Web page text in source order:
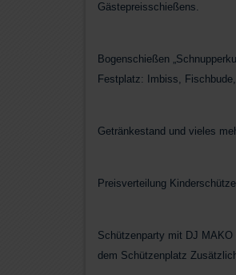
Gästepreisschießens.
15.00
Bogenschießen
Festplatz: Imbiss,
Getränkestand und vieles
16.30
Preisverteilung
20.00
Schützenparty mit DJ
dem Schützenplatz